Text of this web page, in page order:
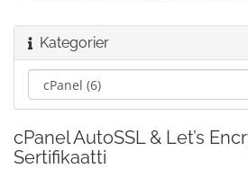
Kategorier
cPanel AutoSSL & Let’s
Sertifikaatti